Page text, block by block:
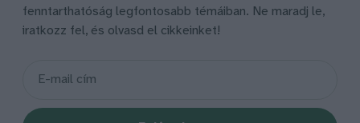
fenntarthatóság legfontosabb témáiban. Ne maradj le,
iratkozz fel, és olvasd el cikkeinket!